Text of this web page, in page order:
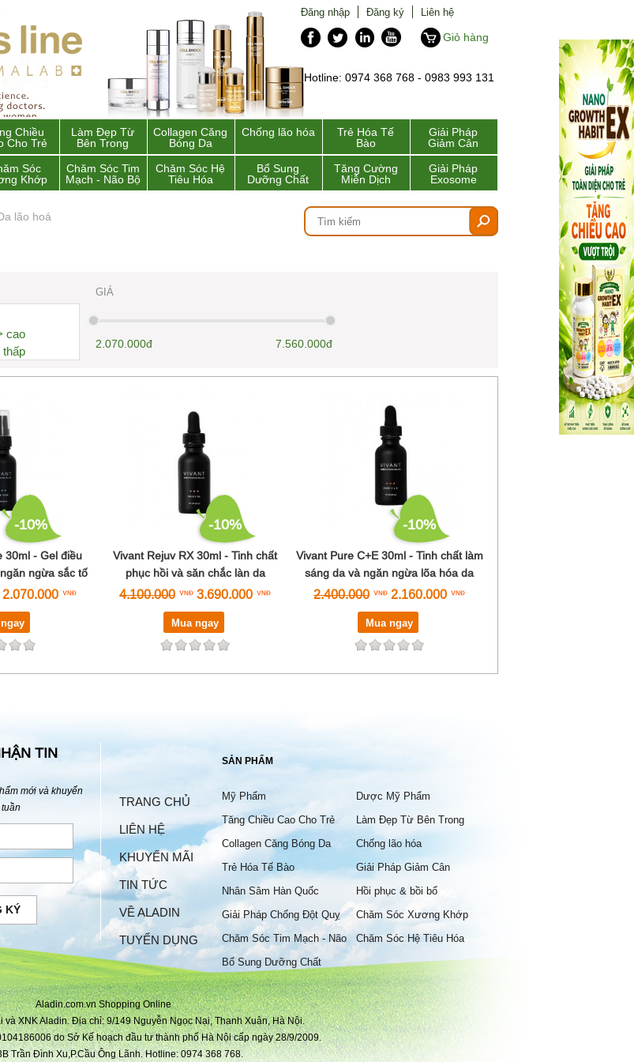
Đăng nhập Đăng ký
Liên hệ
Giỏ hàng
Hotline: 0974 368 768 - 0983 993 131
Chiều
Cho Trẻ
Làm Đẹp Từ
Bên Trong
Collagen Căng
Bóng Da
Chống lão hóa
Trẻ Hóa Tế
Bào
Giải Pháp
Giảm Cân
Sóc
Khớp
Chăm Sóc Tim
Mạch - Não Bộ
Chăm Sóc Hệ
Tiêu Hóa
Bổ Sung
Dưỡng Chất
Tăng Cường
Miễn Dịch
Giải Pháp
Exosome
lão hoá
cao
thấp
GIÁ
2.070.000đ 7.560.000đ
-10%
30ml - Gel điều
ngừa sắc tố
2.070.000
-10%
Vivant Rejuv RX 30ml - Tinh chất
phục hồi và săn chắc làn da
4.100.000 3.690.000
Mua ngay
-10%
Vivant Pure C+E 30ml - Tinh chất làm
sáng da và ngăn ngừa lõa hóa da
2.400.000 2.160.000
Mua ngay
TIN
mới và khuyến
KÝ
TRANG CHỦ
LIÊN HỆ
KHUYẾN MÃI
TIN TỨC
VỀ ALADIN
TUYỂN DỤNG
SẢN PHẨM
Mỹ Phẩm
Dược Mỹ Phẩm
Tăng Chiều Cao Cho Trẻ
Làm Đẹp Từ Bên Trong
Collagen Căng Bóng Da
Chống lão hóa
Trẻ Hóa Tế Bào
Giải Pháp Giảm Cân
Nhân Sâm Hàn Quốc
Hồi phục & bồi bổ
Giải Pháp Chống Đột Quỵ
Chăm Sóc Xương Khớp
Chăm Sóc Tim Mạch - Não
Bộ
Chăm Sóc Hệ Tiêu Hóa
Bổ Sung Dưỡng Chất
Aladin.com.vn Shopping Online
và XNK Aladin. Địa chỉ: 9/149 Nguyễn Ngọc Nại, Thanh Xuân, Hà Nội.
do Sở Kế hoạch đầu tư thành phố Hà Nội cấp ngày 28/9/2009.
Trần Đình Xu,P.Cầu Ông Lãnh. Hotline: 0974 368 768.